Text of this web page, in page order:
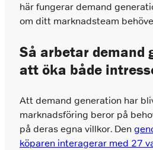
här fungerar demand
om ditt marknadsteam
Så arbetar demand
att öka både
Att demand generation har
marknadsföring beror på
på deras egna villkor. Den
köparen interagerar med 27